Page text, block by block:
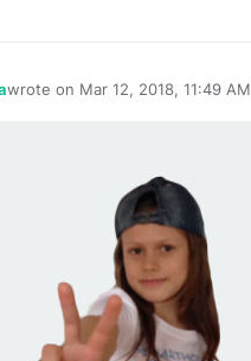
wrote on Mar 12, 2018, 11:49 AM
last edited by